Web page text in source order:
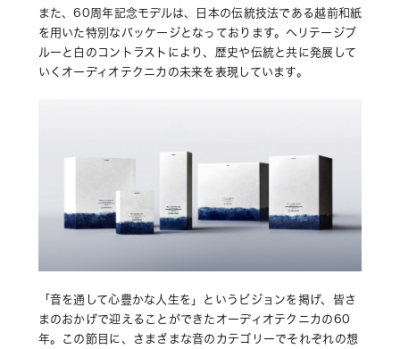
また、60周年記念モデルは、日本の伝統技法である越前和紙
を用いた特別なパッケージとなっております。ヘリテージブ
ルーと白のコントラストにより、歴史や伝統と共に発展して
いくオーディオテクニカの未来を表現しています。
「音を通して心豊かな人生を」というビジョンを掲げ、皆さ
まのおかげで迎えることができたオーディオテクニカの60
年。この節目に、さまざまな音のカテゴリーでそれぞれの想